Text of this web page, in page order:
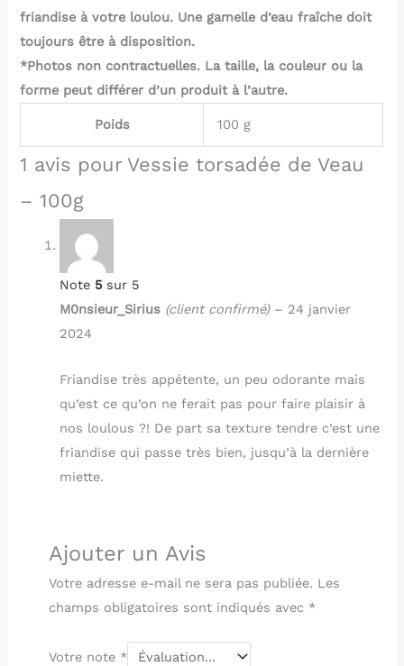
friandise à votre loulou. Une gamelle d’eau fraîche doit
toujours être à disposition.
*Photos non contractuelles. La taille, la couleur ou la
forme peut différer d’un produit à l’autre.
Poids 100 g
1 avis pour Vessie torsadée de Veau
– 100g
Note 5sur 5
M0nsieur_Sirius (client confirmé) – 24 janvier
2024
Friandise très appétente, un peu odorante mais
qu’est ce qu’on ne ferait pas pour faire plaisir à
nos loulous ?! De part sa texture tendre c’est une
friandise qui passe très bien, jusqu’à la dernière
miette.
Ajouter un Avis
Votre adresse e-mail ne sera pas publiée. Les
champs obligatoires sont indiqués avec *
Votre note *